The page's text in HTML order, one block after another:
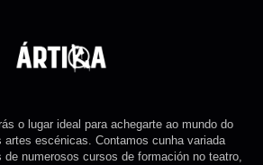
o lugar ideal para achegarte ao mundo do
artes escénicas. Contamos cunha variada
de numerosos cursos de formación no teatro,